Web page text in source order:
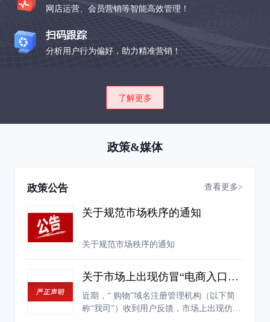
网店运营、会员营销等智能高效管理！
扫码跟踪
分析用户行为偏好，助力精准营销！
了解更多
政策&媒体
政策公告 查看更多>
关于规范市场秩序的通知
关于规范市场秩序的通知
关于市场上出现仿冒“电商入口专用权证”的严正声明
近期，“.购物”域名注册管理机构（以下简
称“我司”）收到用户反馈，市场上出现仿冒